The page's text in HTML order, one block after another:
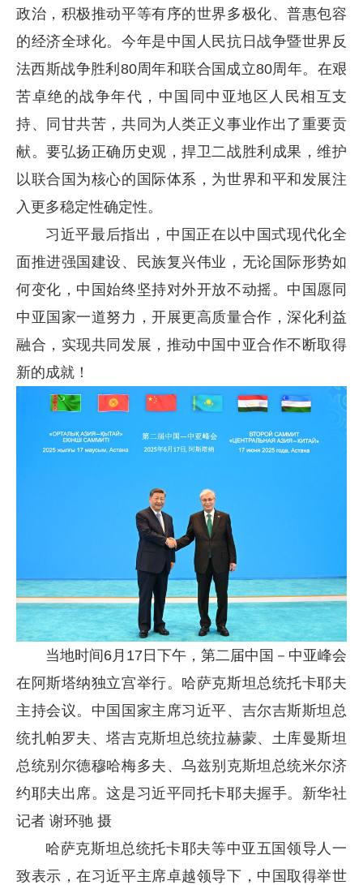
政治，积极推动平等有序的世界多极化、普惠包容
的经济全球化。今年是中国人民抗日战争暨世界反
法西斯战争胜利80周年和联合国成立80周年。在艰
苦卓绝的战争年代，中国同中亚地区人民相互支
持、同甘共苦，共同为人类正义事业作出了重要贡
献。要弘扬正确历史观，捍卫二战胜利成果，维护
以联合国为核心的国际体系，为世界和平和发展注
入更多稳定性确定性。
习近平最后指出，中国正在以中国式现代化全
面推进强国建设、民族复兴伟业，无论国际形势如
何变化，中国始终坚持对外开放不动摇。中国愿同
中亚国家一道努力，开展更高质量合作，深化利益
融合，实现共同发展，推动中国中亚合作不断取得
新的成就！
当地时间6月17日下午，第二届中国－中亚峰会
在阿斯塔纳独立宫举行。哈萨克斯坦总统托卡耶夫
主持会议。中国国家主席习近平、吉尔吉斯斯坦总
统扎帕罗夫、塔吉克斯坦总统拉赫蒙、土库曼斯坦
总统别尔德穆哈梅多夫、乌兹别克斯坦总统米尔济
约耶夫出席。这是习近平同托卡耶夫握手。新华社
记者 谢环驰 摄
哈萨克斯坦总统托卡耶夫等中亚五国领导人一
致表示，在习近平主席卓越领导下，中国取得举世